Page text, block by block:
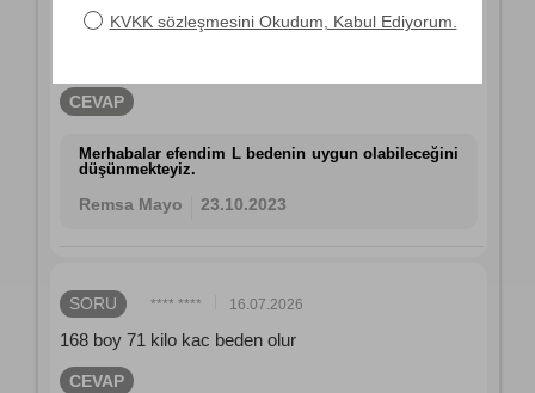
SORU **** **** 23.10.2023
CEVAP
Merhabalar efendim L bedenin uygun olabileceğini
düşünmekteyiz.
Remsa Mayo 23.10.2023
SORU **** **** 16.07.2026
168 boy 71 kilo kac beden olur
CEVAP